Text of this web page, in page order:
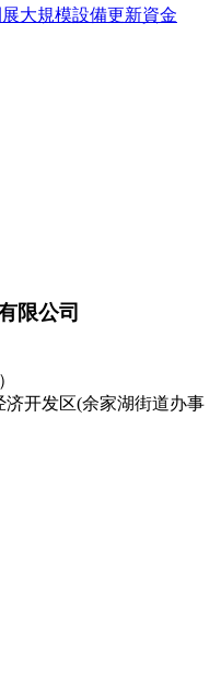
大規模設備更新資金
限公司
开发区(余家湖街道办事